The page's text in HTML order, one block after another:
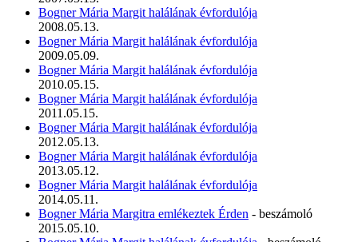
Bogner Mária Margit halálának évfordulója
2008.05.13.
Bogner Mária Margit halálának évfordulója
2009.05.09.
Bogner Mária Margit halálának évfordulója
2010.05.15.
Bogner Mária Margit halálának évfordulója
2011.05.15.
Bogner Mária Margit halálának évfordulója
2012.05.13.
Bogner Mária Margit halálának évfordulója
2013.05.12.
Bogner Mária Margit halálának évfordulója
2014.05.11.
Bogner Mária Margitra emlékeztek Érden - beszámoló
2015.05.10.